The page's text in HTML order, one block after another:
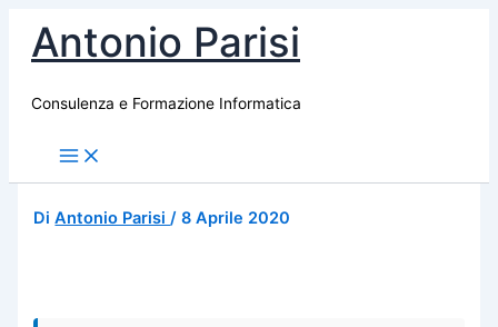
Antonio Parisi
Consulenza e Formazione Informatica
DiAntonio Parisi/8 Aprile 2020